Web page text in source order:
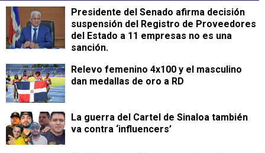
Presidente del Senado afirma decisión
suspensión del Registro de Proveedores
del Estado a 11 empresas no es una
sanción.
Relevo femenino 4x100 y el masculino
dan medallas de oro a RD
La guerra del Cartel de Sinaloa también
va contra ‘influencers’